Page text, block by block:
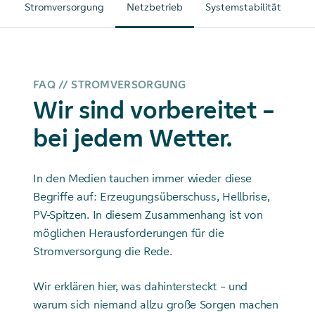
Stromversorgung Netzbetrieb Systemstabilität
FAQ // STROMVERSORGUNG
Wir sind vorbereitet –
bei jedem Wetter.
In den Medien tauchen immer wieder diese
Begriffe auf: Erzeugungsüberschuss, Hellbrise,
PV-Spitzen. In diesem Zusammenhang ist von
möglichen Herausforderungen für die
Stromversorgung die Rede.
Wir erklären hier, was dahintersteckt – und
warum sich niemand allzu große Sorgen machen